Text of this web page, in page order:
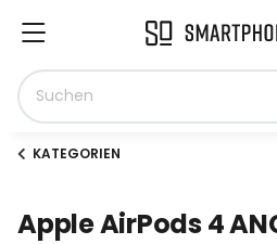
KATEGORIEN
Apple AirPods 4